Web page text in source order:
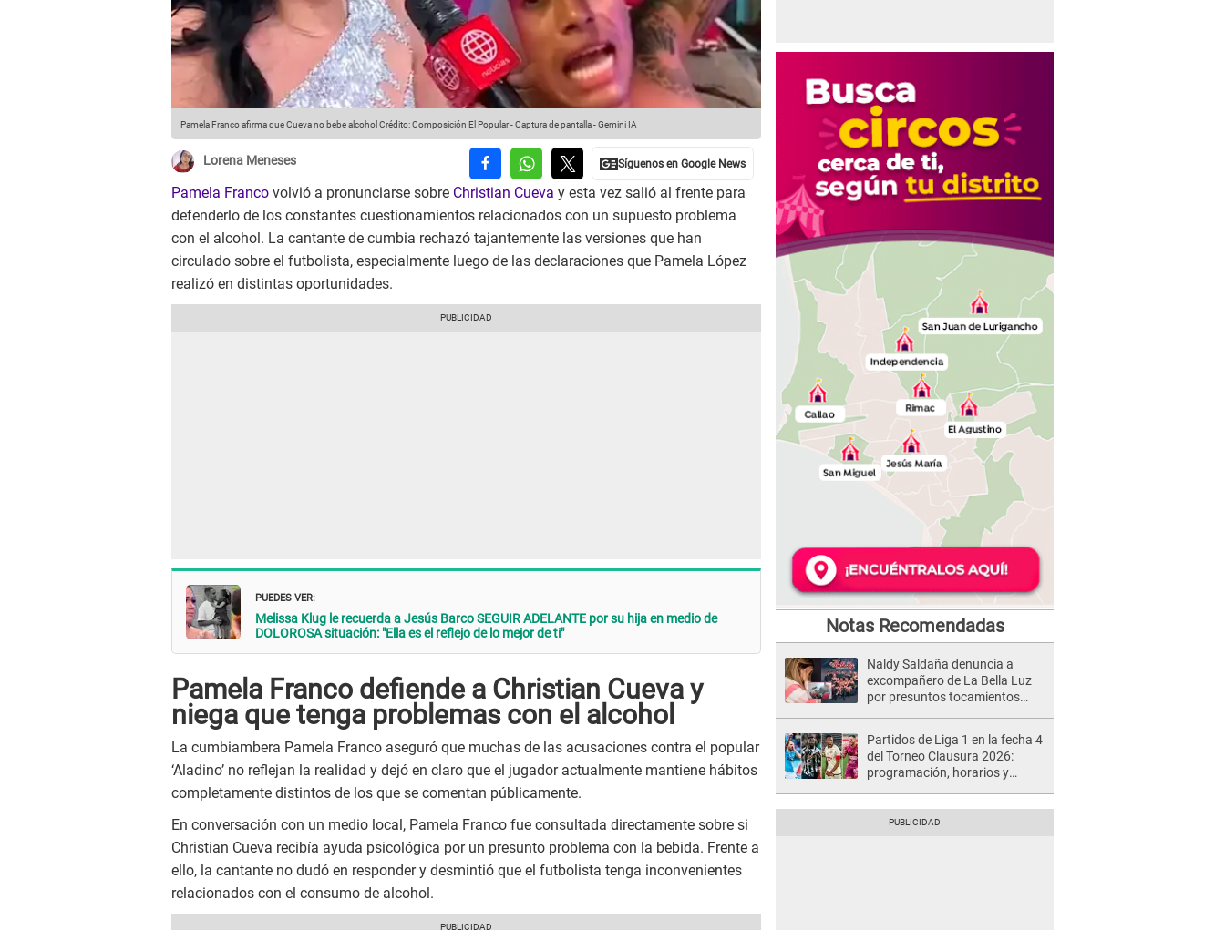
Pamela Franco afirma que Cueva no bebe alcohol Crédito: Composición El Popular - Captura de pantalla - Gemini IA
Lorena Meneses
Pamela Franco volvió a pronunciarse sobre Christian Cueva y esta vez salió al frente para
defenderlo de los constantes cuestionamientos relacionados con un supuesto problema
con el alcohol. La cantante de cumbia rechazó tajantemente las versiones que han
circulado sobre el futbolista, especialmente luego de las declaraciones que Pamela López
realizó en distintas oportunidades.
PUEDES VER:
Melissa Klug le recuerda a Jesús Barco SEGUIR ADELANTE por su hija en medio de
DOLOROSA situación: "Ella es el reflejo de lo mejor de ti"
Pamela Franco defiende a Christian Cueva y
niega que tenga problemas con el alcohol
La cumbiambera Pamela Franco aseguró que muchas de las acusaciones contra el popular
‘Aladino’ no reflejan la realidad y dejó en claro que el jugador actualmente mantiene hábitos
completamente distintos de los que se comentan públicamente.
En conversación con un medio local, Pamela Franco fue consultada directamente sobre si
Christian Cueva recibía ayuda psicológica por un presunto problema con la bebida. Frente a
ello, la cantante no dudó en responder y desmintió que el futbolista tenga inconvenientes
relacionados con el consumo de alcohol.
Notas Recomendadas
Naldy Saldaña denuncia a
excompañero de La Bella Luz
por presuntos tocamientos
Partidos de Liga 1 en la fecha 4
del Torneo Clausura 2026:
programación, horarios y